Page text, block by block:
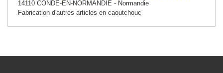
14110 CONDE-EN-NORMANDIE - Normandie
Fabrication d'autres articles en caoutchouc